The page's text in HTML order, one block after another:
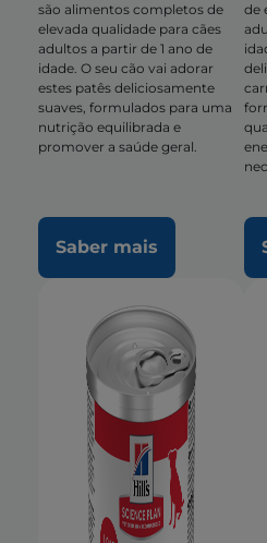
são alimentos completos de
elevada qualidade para cães
adultos a partir de 1 ano de
idade. O seu cão vai adorar
estes patês deliciosamente
suaves, formulados para uma
nutrição equilibrada e
promover a saúde geral.
Saber mais
de